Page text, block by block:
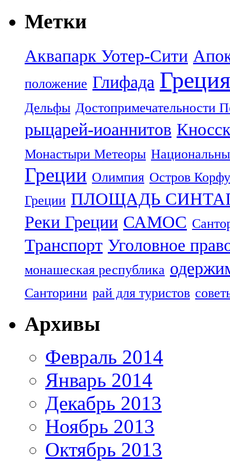
Метки
Аквапарк Уотер-Сити
положение Глифада Греция
Дельфы Достопримечательности
рыцарей-иоаннитов
Монастыри Метеоры
Греции Олимпия Остров Корфу
Греции ПЛОЩАДЬ
Реки Греции САМОС
Транспорт Уголовное
монашеская республика
Санторини рай для туристов
Архивы
Февраль 2014
Январь 2014
Декабрь 2013
Ноябрь 2013
Октябрь 2013